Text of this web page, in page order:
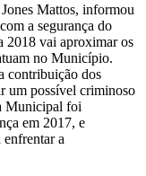
Mattos, informou
a segurança do
2018 vai aproximar os
no Município.
contribuição dos
um possível criminoso
Municipal foi
em 2017, e
a